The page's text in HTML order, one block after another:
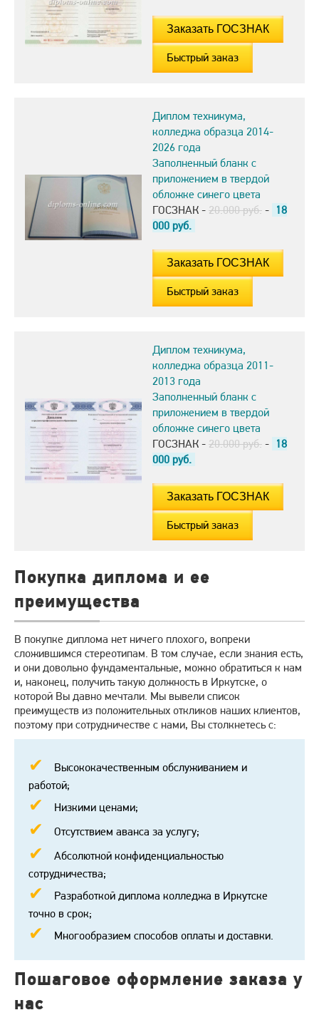
Быстрый заказ
Диплом техникума,
колледжа образца 2014-
2026 года
Заполненный бланк с
приложением в твердой
обложке синего цвета
ГОСЗНАК - 20.000 руб. - 18
000 руб.
Быстрый заказ
Диплом техникума,
колледжа образца 2011-
2013 года
Заполненный бланк с
приложением в твердой
обложке синего цвета
ГОСЗНАК - 20.000 руб. - 18
000 руб.
Быстрый заказ
Покупка диплома и ее
преимущества
В покупке диплома нет ничего плохого, вопреки
сложившимся стереотипам. В том случае, если знания есть,
и они довольно фундаментальные, можно обратиться к нам
и, наконец, получить такую должность в Иркутске, о
которой Вы давно мечтали. Мы вывели список
преимуществ из положительных откликов наших клиентов,
поэтому при сотрудничестве с нами, Вы столкнетесь с:
Высококачественным обслуживанием и
работой;
Низкими ценами;
Отсутствием аванса за услугу;
Абсолютной конфиденциальностью
сотрудничества;
Разработкой диплома колледжа в Иркутске
точно в срок;
Многообразием способов оплаты и доставки.
Пошаговое оформление заказа у
нас